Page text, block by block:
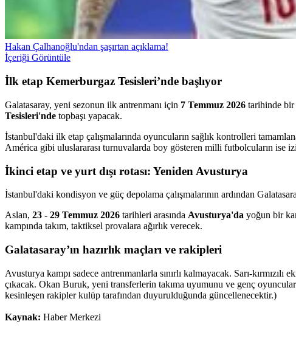
Hakan Çalhanoğlu'ndan şaşırtan açıklama!
İçeriği Görüntüle
İlk etap Kemerburgaz Tesisleri’nde başlıyor
Galatasaray, yeni sezonun ilk antrenmanı için 7 Temmuz 2026 tarihinde bir
Tesisleri'nde topbaşı yapacak.
İstanbul'daki ilk etap çalışmalarında oyuncuların sağlık kontrolleri
América gibi uluslararası turnuvalarda boy gösteren milli futbolcuların ise
İkinci etap ve yurt dışı rotası: Yeniden Avusturya
İstanbul'daki kondisyon ve güç depolama çalışmalarının ardından
Aslan, 23 - 29 Temmuz 2026 tarihleri arasında Avusturya'da yoğun bir
kampında takım, taktiksel provalara ağırlık verecek.
Galatasaray’ın hazırlık maçları ve rakipleri
Avusturya kampı sadece antrenmanlarla sınırlı kalmayacak. Sarı-
çıkacak. Okan Buruk, yeni transferlerin takıma uyumunu ve genç
kesinleşen rakipler kulüp tarafından duyurulduğunda güncellenecektir.)
Kaynak: Haber Merkezi